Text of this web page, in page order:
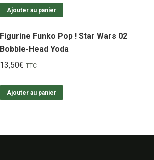
Ajouter au panier
Figurine Funko Pop ! Star Wars 02
Bobble-Head Yoda
13,50€ TTC
Ajouter au panier